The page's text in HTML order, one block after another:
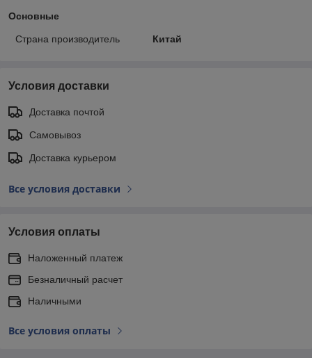
Основные
Страна производитель Китай
Условия доставки
Доставка почтой
Самовывоз
Доставка курьером
Все условия доставки
Условия оплаты
Наложенный платеж
Безналичный расчет
Наличными
Все условия оплаты